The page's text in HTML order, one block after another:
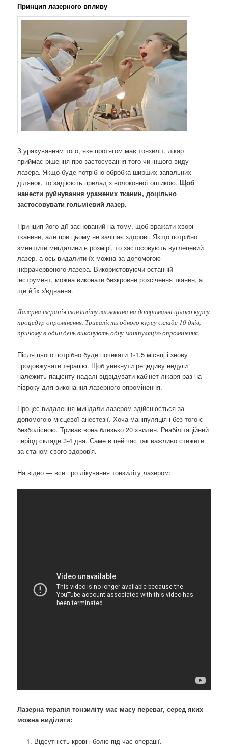
Принцип лазерного впливу
З урахуванням того, яке протягом має тонзиліт, лікар
приймає рішення про застосування того чи іншого виду
лазера. Якщо буде потрібно обробка ширших запальних
ділянок, то задіюють прилад з волоконної оптикою.Щоб
нанести руйнування уражених тканин, доцільно
застосовувати гольміевий лазер.
Принцип його дії заснований на тому, щоб вражати хворі
тканини, але при цьому не зачіпає здорові. Якщо потрібно
зменшити мигдалини в розмірі, то застосовують вуглецевий
лазер, а ось видалити їх можна за допомогою
інфрачервоного лазера. Використовуючи останній
інструмент, можна виконати безкровне розсічення тканин, а
ще й їх з'єднання.
Лазерна терапія тонзиліту заснована на дотриманні цілого курсу
процедур опромінення. Тривалість одного курсу складе 10 днів,
причому в один день виконують одну маніпуляцію опромінення.
Після цього потрібно буде почекати 1-1.5 місяці і знову
продовжувати терапію. Щоб уникнути рецидиву недуги
належить пацієнту надалі відвідувати кабінет лікаря раз на
півроку для виконання лазерного опромінення.
Процес видалення миндали лазером здійснюється за
допомогою місцевої анестезії. Хоча маніпуляція і без того є
безболісною. Триває вона близько 20 хвилин. Реабілітаційний
період складе 3-4 дня. Саме в цей час так важливо стежити
за станом свого здоров'я.
На відео — все про лікування тонзиліту лазером:
Лазерна терапія тонзиліту має масу переваг, серед яких
можна виділити:
Відсутність крові і болю під час операції.